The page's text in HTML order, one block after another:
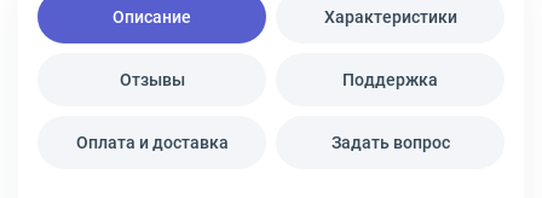
Описание Характеристики
Отзывы Поддержка
Оплата и доставка Задать вопрос